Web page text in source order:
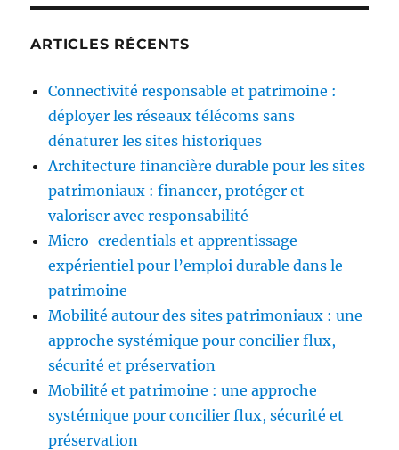
ARTICLES RÉCENTS
Connectivité responsable et patrimoine :
déployer les réseaux télécoms sans
dénaturer les sites historiques
Architecture financière durable pour les sites
patrimoniaux : financer, protéger et
valoriser avec responsabilité
Micro-credentials et apprentissage
expérientiel pour l’emploi durable dans le
patrimoine
Mobilité autour des sites patrimoniaux : une
approche systémique pour concilier flux,
sécurité et préservation
Mobilité et patrimoine : une approche
systémique pour concilier flux, sécurité et
préservation